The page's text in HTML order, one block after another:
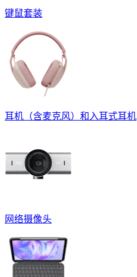
键鼠套装
耳机（含麦克风）和入耳式耳机
网络摄像头